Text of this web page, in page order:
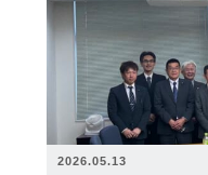
2026.05.13